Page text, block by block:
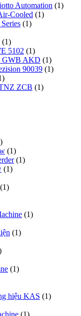
Automation (1)
Cooled (1)
(1)
(1)
5102 (1)
GWB AKD (1)
90039 (1)
ZCB (1)
(1)
(1)
(1)
(1)
(1)
(1)
(1)
hiệu KAS (1)
(1)